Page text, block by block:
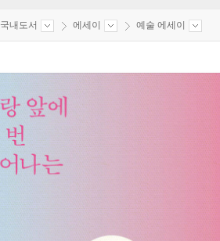
국내도서 에세이 예술 에세이